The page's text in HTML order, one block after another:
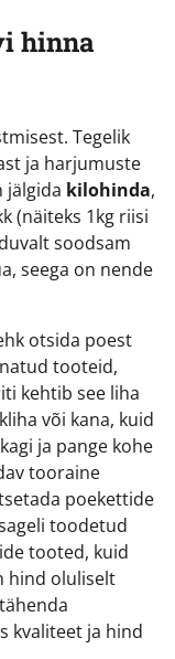
hinna
Tegelik
ja harjumuste
jälgida kilohinda,
(näiteks 1kg riisi
soodsam
seega on nende
otsida poest
tooteid,
kehtib see liha
või kana, kuid
ja pange kohe
tooraine
poekettide
toodetud
tooted, kuid
hind oluliselt
kvaliteet ja hind